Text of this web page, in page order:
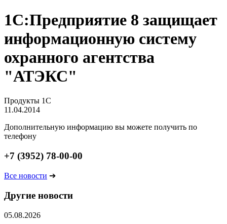
1С:Предприятие 8 защищает
информационную систему
охранного агентства
"АТЭКС"
Продукты 1С
11.04.2014
Дополнительную информацию вы можете получить по
телефону
+7 (3952) 78-00-00
Все новости ➔
Другие новости
05.08.2026